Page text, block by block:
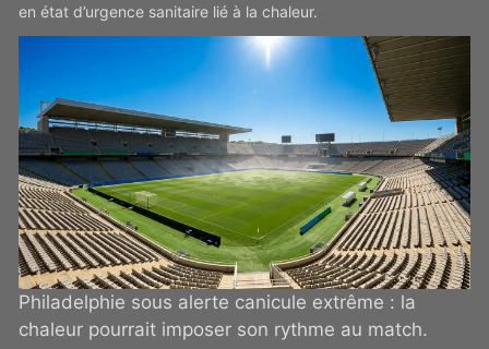
en état d’urgence sanitaire lié à la chaleur.
Philadelphie sous alerte canicule extrême : la
chaleur pourrait imposer son rythme au match.